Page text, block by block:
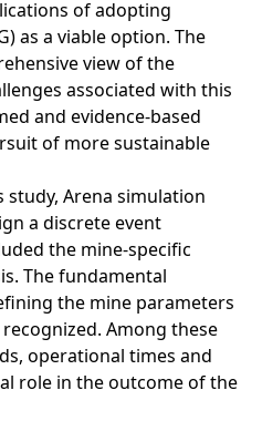
of adopting
as a viable option. The
view of the
associated with this
and evidence-based
of more sustainable
Arena simulation
a discrete event
the mine-specific
The fundamental
the mine parameters
Among these
operational times and
role in the outcome of the